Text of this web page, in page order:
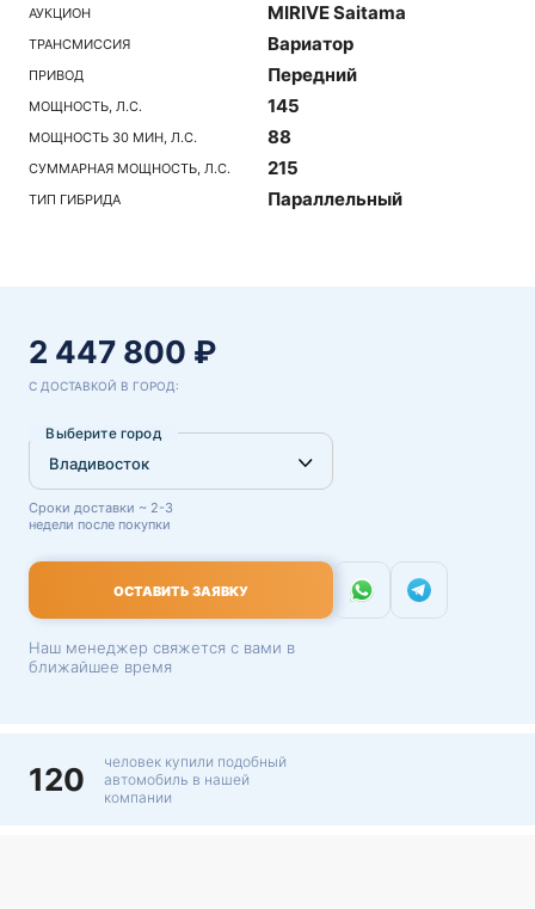
АУКЦИОН MIRIVE Saitama
ТРАНСМИССИЯ Вариатор
ПРИВОД Передний
МОЩНОСТЬ, Л.С. 145
МОЩНОСТЬ 30 МИН, Л.С. 88
СУММАРНАЯ МОЩНОСТЬ, Л.С. 215
ТИП ГИБРИДА Параллельный
2 447 800 ₽
С ДОСТАВКОЙ В ГОРОД:
Выберите город
Сроки доставки ~ 2-3
недели после покупки
ОСТАВИТЬ ЗАЯВКУ
Наш менеджер свяжется с вами в
ближайшее время
120
человек купили подобный
автомобиль в нашей
компании